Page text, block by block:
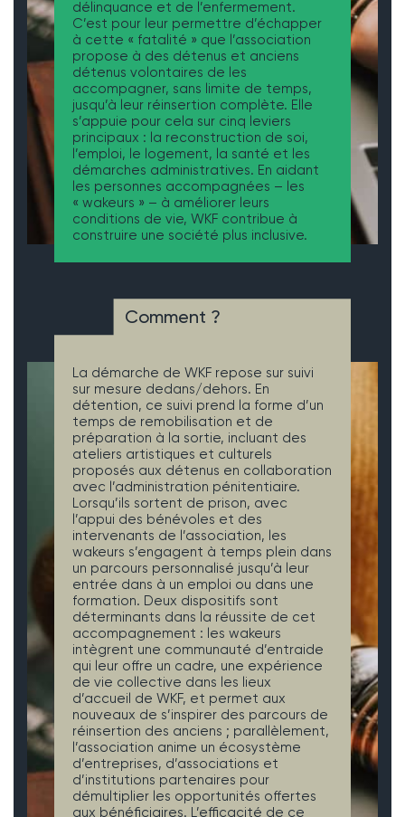
délinquance et de l’enfermement.
C’est pour leur permettre d’échapper
à cette « fatalité » que l’association
propose à des détenus et anciens
détenus volontaires de les
accompagner, sans limite de temps,
jusqu’à leur réinsertion complète. Elle
s’appuie pour cela sur cinq leviers
principaux : la reconstruction de soi,
l’emploi, le logement, la santé et les
démarches administratives. En aidant
les personnes accompagnées – les
« wakeurs » – à améliorer leurs
conditions de vie, WKF contribue à
construire une société plus inclusive.
Comment ?
La démarche de WKF repose sur suivi
sur mesure dedans/dehors. En
détention, ce suivi prend la forme d’un
temps de remobilisation et de
préparation à la sortie, incluant des
ateliers artistiques et culturels
proposés aux détenus en collaboration
avec l’administration pénitentiaire.
Lorsqu’ils sortent de prison, avec
l’appui des bénévoles et des
intervenants de l’association, les
wakeurs s’engagent à temps plein dans
un parcours personnalisé jusqu’à leur
entrée dans à un emploi ou dans une
formation. Deux dispositifs sont
déterminants dans la réussite de cet
accompagnement : les wakeurs
intègrent une communauté d’entraide
qui leur offre un cadre, une expérience
de vie collective dans les lieux
d’accueil de WKF, et permet aux
nouveaux de s’inspirer des parcours de
réinsertion des anciens ; parallèlement,
l’association anime un écosystème
d’entreprises, d’associations et
d’institutions partenaires pour
démultiplier les opportunités offertes
aux bénéficiaires. L’efficacité de ce